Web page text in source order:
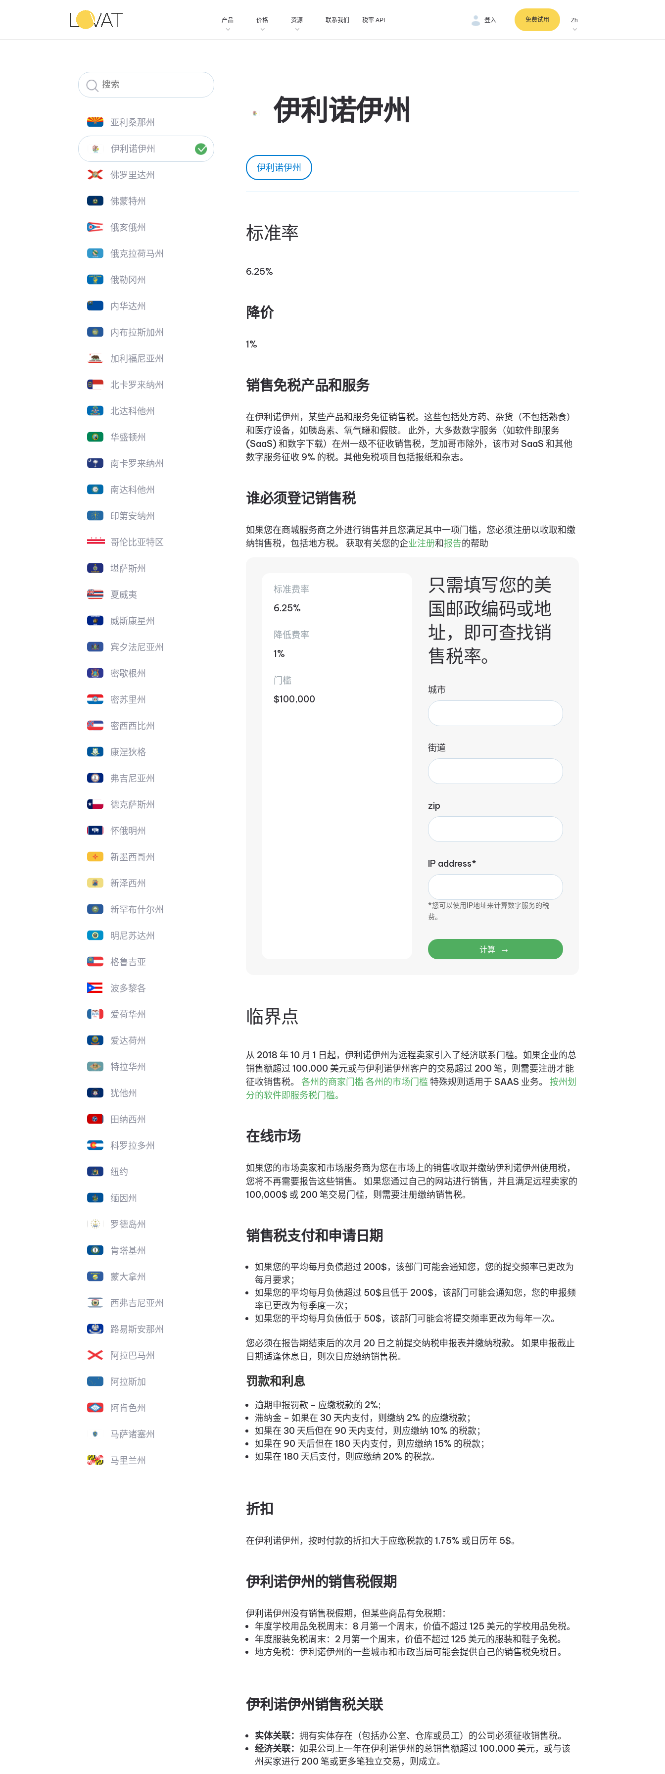
产品 价格 资源 联系我们 Zh
免费试用
登入
税率 API
亚利桑那州
伊利诺伊州
佛罗里达州
佛蒙特州
俄亥俄州
俄克拉荷马州
俄勒冈州
内华达州
内布拉斯加州
加利福尼亚州
北卡罗来纳州
北达科他州
华盛顿州
南卡罗来纳州
南达科他州
印第安纳州
哥伦比亚特区
堪萨斯州
夏威夷
威斯康星州
宾夕法尼亚州
密歇根州
密苏里州
密西西比州
康涅狄格
弗吉尼亚州
德克萨斯州
怀俄明州
新墨西哥州
新泽西州
新罕布什尔州
明尼苏达州
格鲁吉亚
波多黎各
爱荷华州
爱达荷州
特拉华州
犹他州
田纳西州
科罗拉多州
纽约
缅因州
罗德岛州
肯塔基州
蒙大拿州
西弗吉尼亚州
路易斯安那州
阿拉巴马州
阿拉斯加
阿肯色州
马萨诸塞州
马里兰州
伊利诺伊州
伊利诺伊州
标准率
6.25%
降价
1%
销售免税产品和服务
在伊利诺伊州，某些产品和服务免征销售税。这些包括处方药、杂货（不包括熟食）
和医疗设备，如胰岛素、氧气罐和假肢。 此外，大多数数字服务（如软件即服务
(SaaS) 和数字下载）在州一级不征收销售税，芝加哥市除外，该市对 SaaS 和其他
数字服务征收 9% 的税。其他免税项目包括报纸和杂志。
谁必须登记销售税
如果您在商城服务商之外进行销售并且您满足其中一项门槛，您必须注册以收取和缴
纳销售税，包括地方税。 获取有关您的企业注册和报告的帮助
标准费率
6.25%
降低费率
1%
门槛
$100,000
只需填写您的美
国邮政编码或地
址，即可查找销
售税率。
城市
街道
zip
IP address*
*您可以使用IP地址来计算数字服务的税
费。
计算 →
临界点
从 2018 年 10 月 1 日起，伊利诺伊州为远程卖家引入了经济联系门槛。如果企业的总
销售额超过 100,000 美元或与伊利诺伊州客户的交易超过 200 笔，则需要注册才能
征收销售税。 各州的商家门槛各州的市场门槛特殊规则适用于 SAAS 业务。 按州划
分的软件即服务税门槛。
在线市场
如果您的市场卖家和市场服务商为您在市场上的销售收取并缴纳伊利诺伊州使用税，
您将不再需要报告这些销售。 如果您通过自己的网站进行销售，并且满足远程卖家的
100,000$ 或 200 笔交易门槛，则需要注册缴纳销售税。
销售税支付和申请日期
如果您的平均每月负债超过 200$，该部门可能会通知您，您的提交频率已更改为
每月要求；
如果您的平均每月负债超过 50$且低于 200$，该部门可能会通知您，您的申报频
率已更改为每季度一次；
如果您的平均每月负债低于 50$，该部门可能会将提交频率更改为每年一次。
您必须在报告期结束后的次月 20 日之前提交纳税申报表并缴纳税款。 如果申报截止
日期适逢休息日，则次日应缴纳销售税。
罚款和利息
逾期申报罚款 – 应缴税款的 2%;
滞纳金 – 如果在 30 天内支付，则缴纳 2% 的应缴税款；
如果在 30 天后但在 90 天内支付，则应缴纳 10% 的税款；
如果在 90 天后但在 180 天内支付，则应缴纳 15% 的税款；
如果在 180 天后支付，则应缴纳 20% 的税款。
折扣
在伊利诺伊州，按时付款的折扣大于应缴税款的 1.75% 或日历年 5$。
伊利诺伊州的销售税假期
伊利诺伊州没有销售税假期，但某些商品有免税期：
年度学校用品免税周末：8 月第一个周末，价值不超过 125 美元的学校用品免税。
年度服装免税周末：2 月第一个周末，价值不超过 125 美元的服装和鞋子免税。
地方免税：伊利诺伊州的一些城市和市政当局可能会提供自己的销售税免税日。
伊利诺伊州销售税关联
实体关联： 拥有实体存在（包括办公室、仓库或员工）的公司必须征收销售税。
经济关联： 如果公司上一年在伊利诺伊州的总销售额超过 100,000 美元，或与该
州买家进行 200 笔或更多笔独立交易，则成立。